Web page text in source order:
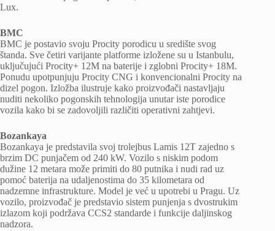
Lux.
BMC
BMC je postavio svoju Procity porodicu u središte svog
štanda. Sve četiri varijante platforme izložene su u Istanbulu,
uključujući Procity+ 12M na baterije i zglobni Procity+ 18M.
Ponudu upotpunjuju Procity CNG i konvencionalni Procity na
dizel pogon. Izložba ilustruje kako proizvođači nastavljaju
nuditi nekoliko pogonskih tehnologija unutar iste porodice
vozila kako bi se zadovoljili različiti operativni zahtjevi.
Bozankaya
Bozankaya je predstavila svoj trolejbus Lamis 12T zajedno s
brzim DC punjačem od 240 kW. Vozilo s niskim podom
dužine 12 metara može primiti do 80 putnika i nudi rad uz
pomoć baterija na udaljenostima do 35 kilometara od
nadzemne infrastrukture. Model je već u upotrebi u Pragu. Uz
vozilo, proizvođač je predstavio sistem punjenja s dvostrukim
izlazom koji podržava CCS2 standarde i funkcije daljinskog
nadzora.